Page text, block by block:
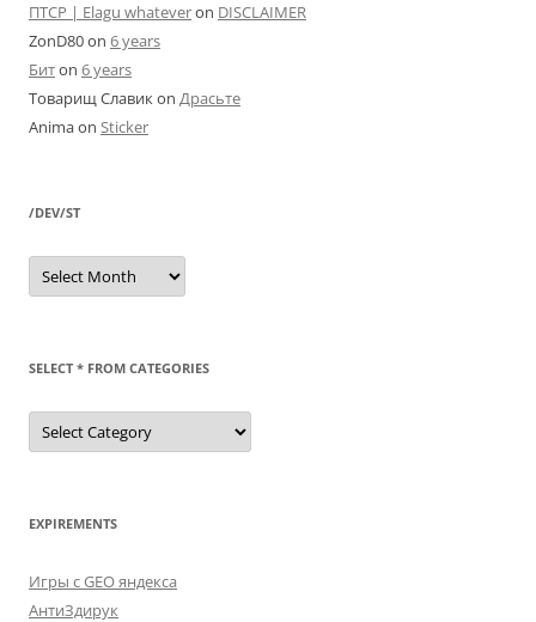
ПТСР | Elagu whateveron DISCLAIMER
ZonD80on 6 years
Битon 6 years
Товарищ Славикon Драсьте
Animaon Sticker
/DEV/ST
/dev/st
SELECT * FROM CATEGORIES
SELECT
FROM
EXPIREMENTS
Игры с GEO яндекса
АнтиЗдирук